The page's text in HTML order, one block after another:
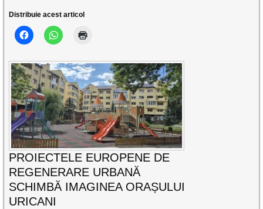
Distribuie acest articol
PROIECTELE EUROPENE DE
REGENERARE URBANĂ
SCHIMBĂ IMAGINEA ORAȘULUI
URICANI